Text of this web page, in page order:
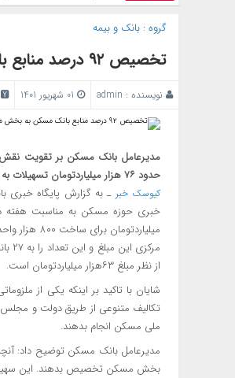
گروه :بانک‌ و بیمه
تخصیص ۹۲ درصد منابع بانک مسکن به بخش مسکن در سال ۱۴۰۰
نویسنده : admin
مدیرعامل بانک مسکن بر تقویت
حدود ۷۶ هزار میلیاردتومان تسهیلات به بخش مسکن پرداخت کرد.
کیوسک خبر ـ به گزارش پایگاه
از نظر مبلغ ۶۳هزار میلیاردتومان است.
شایان با تاکید بر اینکه یکی از
تکالیف متنوعی از طریق دولت و
ملی مسکن انجام بدهند.
بخش مسکن تخصیص بدهند. این سهیمه